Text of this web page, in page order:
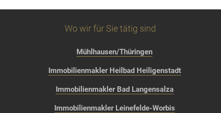
Wo wir für Sie tätig sind
Mühlhausen/Thüringen
Immobilienmakler Heilbad Heiligenstadt
Immobilienmakler Bad Langensalza
Immobilienmakler Leinefelde-Worbis